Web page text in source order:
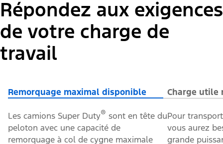
Répondez aux exigences
de votre charge de
travail
Remorquage maximal disponible Charge utile
Les camions Super Duty® sont en tête du
peloton avec une capacité de
remorquage à col de cygne maximale
Pour
vous aurez
grande